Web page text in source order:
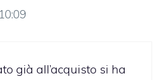
già all’acquisto si ha